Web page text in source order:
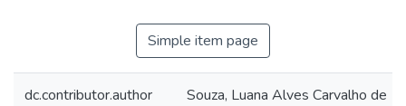
Simple item page
dc.contributor.author Souza, Luana Alves Carvalho de